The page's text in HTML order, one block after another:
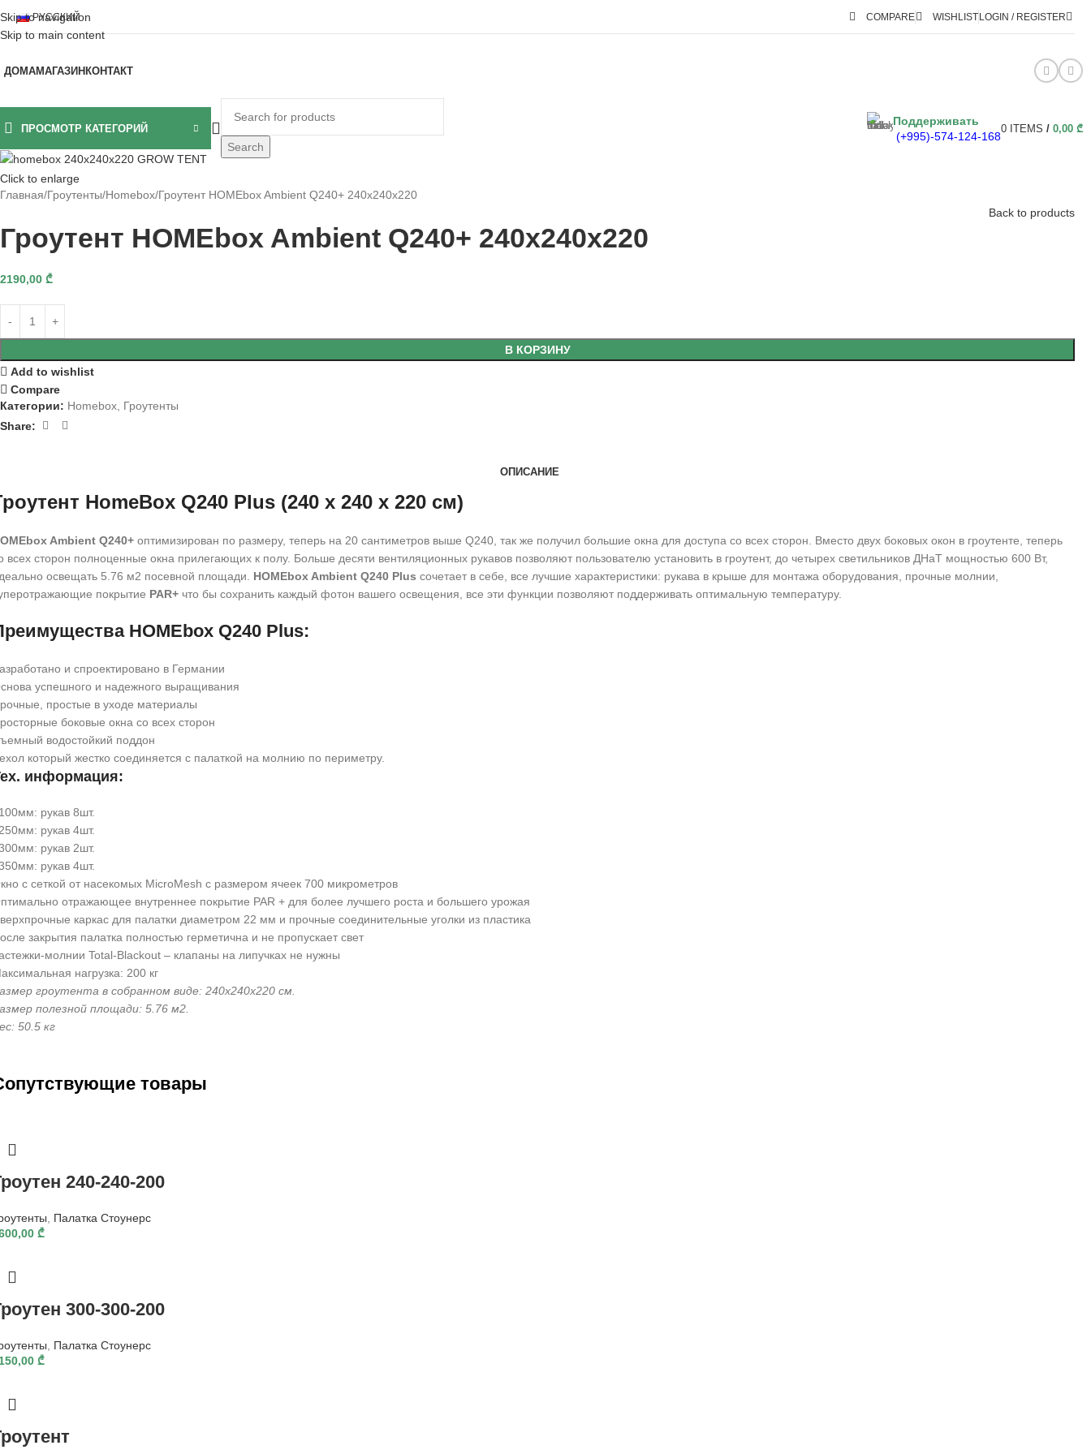
Skip to navigation
Skip to main content
РУССКИЙ COMPARE WISHLISTLOGIN / REGISTER
ДОМАМАГАЗИНКОНТАКТ
ПРОСМОТР КАТЕГОРИЙ
Search
Поддерживать
(+995)-574-124-168
0 ITEMS / 0,00 ₾
Click to enlarge
Главная Гроутенты Homebox Гроутент HOMEbox Ambient Q240+ 240x240x220
Back to products
Гроутент HOMEbox Ambient Q240+ 240x240x220
2190,00 ₾
В КОРЗИНУ
Add to wishlist
Compare
Категории: Homebox, Гроутенты
Share:
ОПИСАНИЕ
HomeBox Q240 Plus (240 х 240 х 220 см)
Ambient Q240+ оптимизирован по размеру, теперь на 20 сантиметров выше Q240, так же получил большие окна для доступа со всех сторон. Вместо двух боковых окон в гроутенте, теперь
всех сторон полноценные окна прилегающих к полу. Больше десяти вентиляционных рукавов позволяют пользователю установить в гроутент, до четырех светильников ДНаТ мощностью 600 Вт,
освещать 5.76 м2 посевной площади. HOMEbox Ambient Q240 Plus сочетает в себе, все лучшие характеристики: рукава в крыше для монтажа оборудования, прочные молнии,
покрытие PAR+ что бы сохранить каждый фотон вашего освещения, все эти функции позволяют поддерживать оптимальную температуру.
HOMEbox Q240 Plus:
и спроектировано в Германии
успешного и надежного выращивания
простые в уходе материалы
боковые окна со всех сторон
водостойкий поддон
который жестко соединяется с палаткой на молнию по периметру.
информация:
рукав 8шт.
рукав 4шт.
рукав 2шт.
рукав 4шт.
с сеткой от насекомых MicroMesh с размером ячеек 700 микрометров
отражающее внутреннее покрытие PAR + для более лучшего роста и большего урожая
каркас для палатки диаметром 22 мм и прочные соединительные уголки из пластика
закрытия палатка полностью герметична и не пропускает свет
молнии Total-Blackout – клапаны на липучках не нужны
нагрузка: 200 кг
гроутента в собранном виде: 240x240x220 см.
полезной площади: 5.76 м2.
50.5 кг
товары
240-240-200
, Палатка Стоунерс
₾
300-300-200
, Палатка Стоунерс
₾